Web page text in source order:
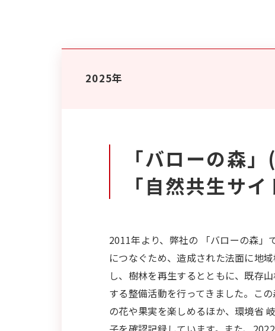
2025年
「バローの森
「自然共生サ
2011年より、弊社の 「バローの森
につなぐため、造成された法面に地
し、樹林を再生するとともに、既存
する整備活動を行ってきました。こ
の花や果実を楽しめるほか、環境省